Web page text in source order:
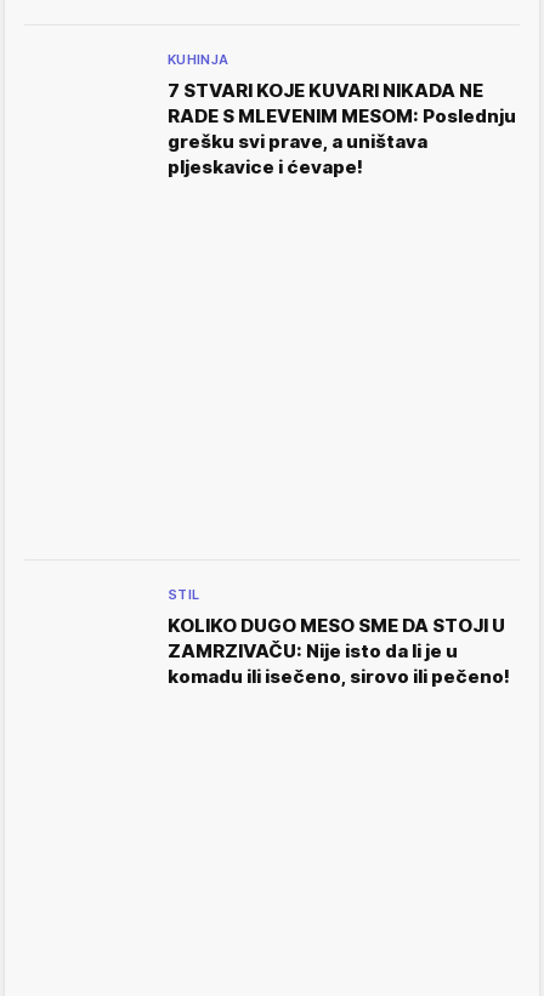
KUHINJA
7 STVARI KOJE KUVARI NIKADA NE
RADE S MLEVENIM MESOM: Poslednju
grešku svi prave, a uništava
pljeskavice i ćevape!
STIL
KOLIKO DUGO MESO SME DA STOJI U
ZAMRZIVAČU: Nije isto da li je u
komadu ili isečeno, sirovo ili pečeno!